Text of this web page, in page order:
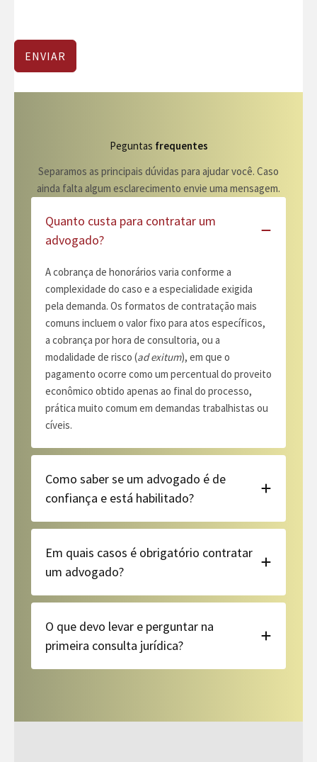
ENVIAR
Peguntas frequentes
Separamos as principais dúvidas para ajudar você. Caso
ainda falta algum esclarecimento envie uma mensagem.
Quanto custa para contratar um
advogado?
A cobrança de honorários varia conforme a
complexidade do caso e a especialidade exigida
pela demanda. Os formatos de contratação mais
comuns incluem o valor fixo para atos específicos,
a cobrança por hora de consultoria, ou a
modalidade de risco (ad exitum), em que o
pagamento ocorre como um percentual do proveito
econômico obtido apenas ao final do processo,
prática muito comum em demandas trabalhistas ou
cíveis.
Como saber se um advogado é de
confiança e está habilitado?
Em quais casos é obrigatório contratar
um advogado?
O que devo levar e perguntar na
primeira consulta jurídica?